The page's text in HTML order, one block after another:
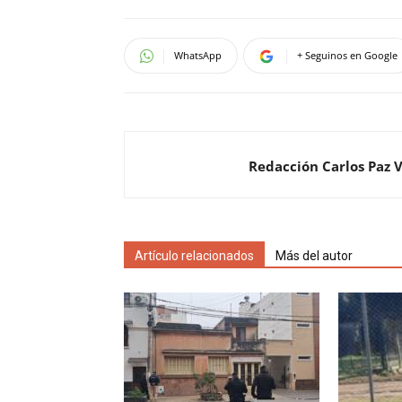
WhatsApp + Seguinos en Google
Redacción Carlos Paz
Artículo relacionados Más del autor